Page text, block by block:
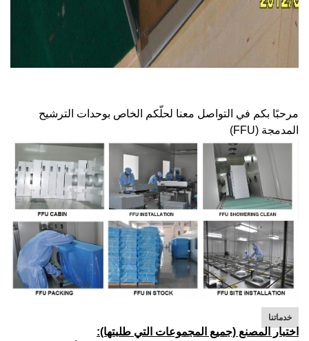
مرحبًا بكم في التواصل معنا لحلّكم الخاص بوحدات الترشيح
المدمجة (FFU)
خدماتنا
اختبار المصنع (جميع المجموعات التي طلبتها):